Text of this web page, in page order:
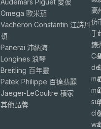
Omega 歐米茄
Vacheron Constantin 江詩丹
頓
Panerai 沛納海
Longines 浪琴
Breitling 百年靈
Patek Philippe 百達翡麗
Jaeger-LeCoultre 積家
其他品牌
高
仿
手
錶
de